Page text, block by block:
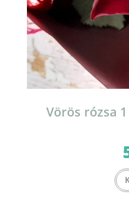
Vörös rózsa 1